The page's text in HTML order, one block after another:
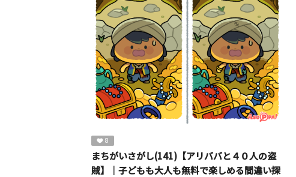
8
まちがいさがし(141)【アリババと４０人の盗
賊】｜子どもも大人も無料で楽しめる間違い探